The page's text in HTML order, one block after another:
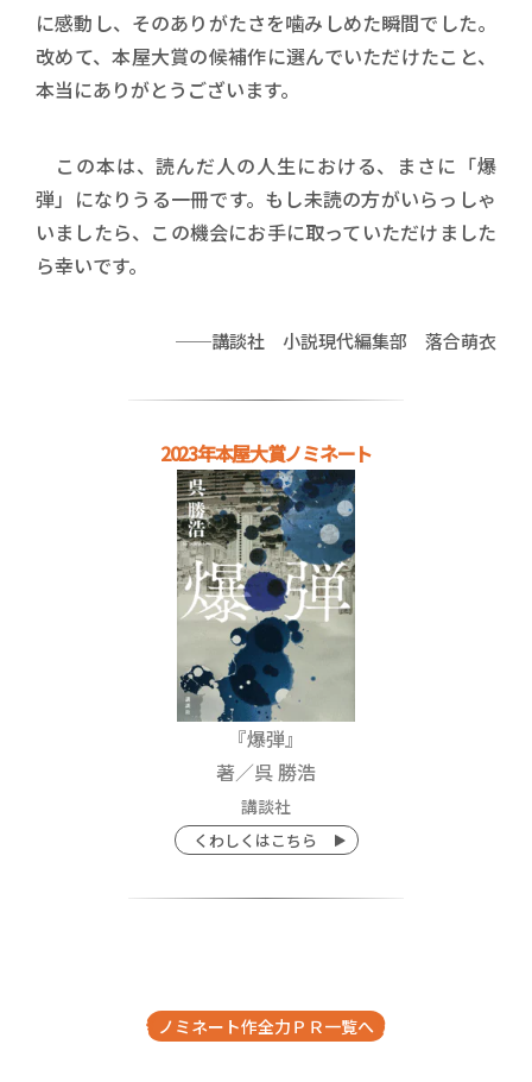
に感動し、そのありがたさを噛みしめた瞬間でした。
改めて、本屋大賞の候補作に選んでいただけたこと、
本当にありがとうございます。
この本は、読んだ人の人生における、まさに「爆
弾」になりうる一冊です。もし未読の方がいらっしゃ
いましたら、この機会にお手に取っていただけました
ら幸いです。
──講談社 小説現代編集部 落合萌衣
2023年本屋大賞ノミネート
『爆弾』
著／呉 勝浩
講談社
くわしくはこちら
ノミネート作全力ＰＲ一覧へ